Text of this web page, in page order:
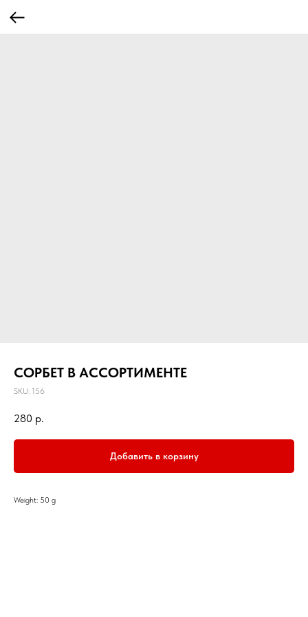
СОРБЕТ В АССОРТИМЕНТЕ
SKU: 156
280 р.
Добавить в корзину
Weight: 50 g